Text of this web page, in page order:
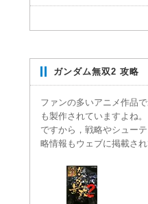
ガンダム無双2 攻略
ファンの多いアニメ作品
も製作されていますよね
ですから，戦略やシュー
略情報もウェブに掲載さ